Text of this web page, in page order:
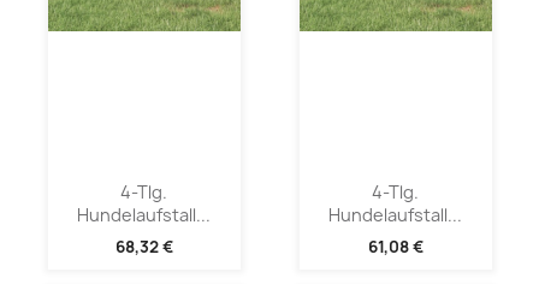
4-Tlg.
Hundelaufstall...
68,32 €
4-Tlg.
Hundelaufstall...
61,08 €